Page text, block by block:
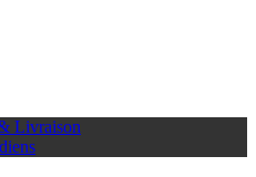
Livraison